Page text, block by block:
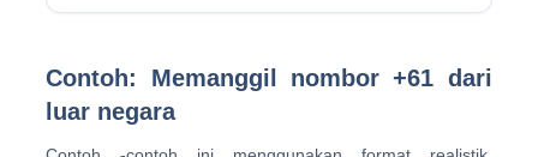
Contoh: Memanggil nombor +61 dari
luar negara